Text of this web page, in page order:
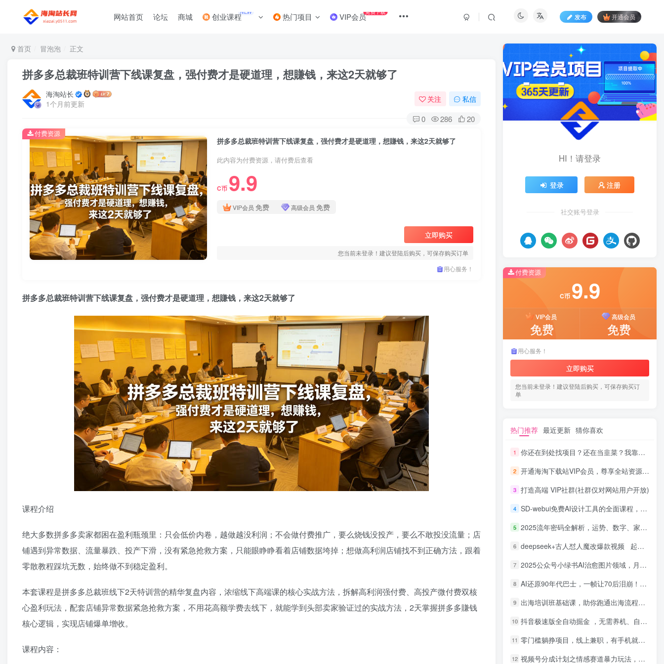
网站首页 论坛 商城 创业课程NEW 热门项目 VIP会员免费下载
发布 开通会员
首页 冒泡泡 正文
拼多多总裁班特训营下线课复盘，强付费才是硬道理，想賺钱，来这2天就够了
海淘站长
1个月前更新
关注 私信
0 286 20
拼多多总裁班特训营下线课复盘，强付费才是硬道理，想賺钱，来这2天就够了
此内容为付费资源，请付费后查看
C币 9.9
VIP会员 免费 高级会员 免费
立即购买
您当前未登录！建议登陆后购买，可保存购买订单
用心服务！
付费资源
拼多多总裁班特训营下线课复盘，强付费才是硬道理，想賺钱，来这2天就够了
课程介绍
绝大多数拼多多卖家都困在盈利瓶颈里：只会低价内卷，越做越没利润；不会做付费推广，要么烧钱没投产，要么不敢投没流量；店
铺遇到异常数据、流量暴跌、投产下滑，没有紧急抢救方案，只能眼睁睁看着店铺数据垮掉；想做高利润店铺找不到正确方法，跟着
零散教程踩坑无数，始终做不到稳定盈利。
本套课程是拼多多总裁班线下2天特训营的精华复盘内容，浓缩线下高端课的核心实战方法，拆解高利润强付费、高投产微付费双核
心盈利玩法，配套店铺异常数据紧急抢救方案，不用花高额学费去线下，就能学到头部卖家验证过的实战方法，2天掌握拼多多賺钱
核心逻辑，实现店铺爆单增收。
课程内容：
HI！请登录
登录 注册
社交账号登录
付费资源
C币 9.9
VIP会员
免费
高级会员
免费
用心服务！
立即购买
您当前未登录！建议登陆后购买，可保存购买订
单
热门推荐 最近更新 猜你喜欢
1 你还在到处找项目？还在当韭菜？我靠网创资源站一个月收入5万+，曾经我也是个失败者。
2 开通海淘下载站VIP会员，尊享全站资源免费下载，享80%的推广提成！！【限时五折优惠】
3 打造高端 VIP社群(社群仅对网站用户开放)
4 SD-webui免费AI设计工具的全面课程，涵盖从软件安装到高级应用的全流程
5 2025流年密码全解析，运势、数字、家庭三位一体
6 deepseek+古人怼人魔改爆款视频 起号快 爆款多 每天五分钟 变现路子非常广 日入四位数 小白 宝妈 上班族副业 都可以轻松闭眼搞钱
7 2025公众号小绿书AI治愈图片领域，月入过W，蓝海赛道【附工具+指令】
8 AI还原90年代巴士，一帧让70后泪崩！播放量碾压90%怀旧号，每天10分钟，日入4位数
9 出海培训班基础课，助你跑通出海流程，实战案例拆解，含 TikTok 榜单资源
10 抖音极速版全自动掘金 ，无需养机、自动化不封号，全程脱离人工，全自动运行【揭秘】
11 零门槛躺挣项目，线上兼职，有手机就能做 一小时稳挣50+，识字就能玩【揭秘】
12 视频号分成计划之情感赛道暴力玩法，可批量操作，保姆级教学